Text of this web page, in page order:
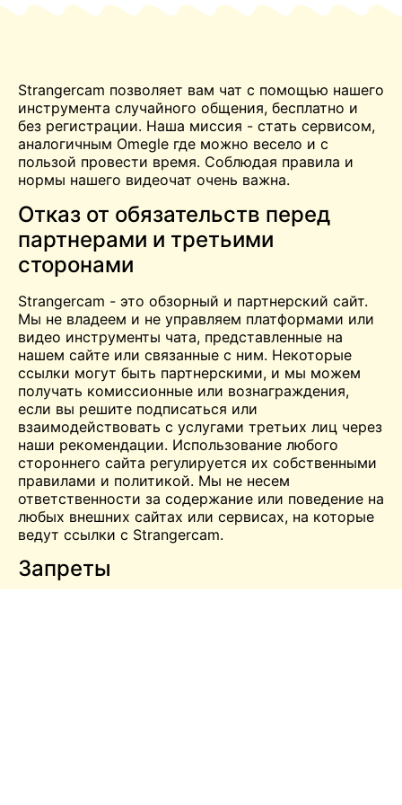
Strangercam позволяет вам чат с помощью нашего
инструмента случайного общения, бесплатно и
без регистрации. Наша миссия - стать сервисом,
аналогичным Omegle где можно весело и с
пользой провести время. Соблюдая правила и
нормы нашего видеочат очень важна.
Отказ от обязательств перед
партнерами и третьими
сторонами
Strangercam - это обзорный и партнерский сайт.
Мы не владеем и не управляем платформами или
видео инструменты чата, представленные на
нашем сайте или связанные с ним. Некоторые
ссылки могут быть партнерскими, и мы можем
получать комиссионные или вознаграждения,
если вы решите подписаться или
взаимодействовать с услугами третьих лиц через
наши рекомендации. Использование любого
стороннего сайта регулируется их собственными
правилами и политикой. Мы не несем
ответственности за содержание или поведение на
любых внешних сайтах или сервисах, на которые
ведут ссылки с Strangercam.
Запреты